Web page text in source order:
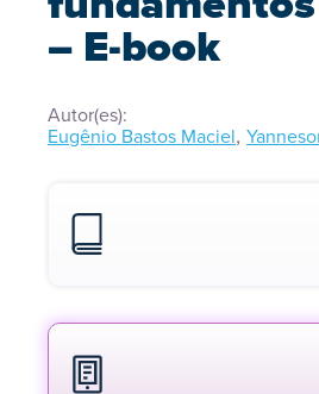
– E-book
Autor(es):
Eugênio Bastos Maciel,